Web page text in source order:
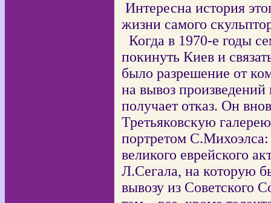
Интересна история
жизни самого
Когда в 1970-е годы
покинуть Киев и
было разрешение от
на вывоз произведений
получает отказ. Он
Третьяковскую
портретом С.Михоэлса:
великого еврейского
Л.Сегала, на которую
вывозу из Советского